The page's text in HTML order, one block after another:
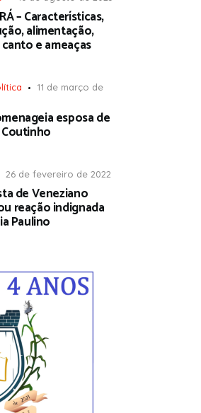
– Características,
alimentação,
e ameaças
11 de março de
esposa de
26 de fevereiro de 2022
de Veneziano
reação indignada
Paulino